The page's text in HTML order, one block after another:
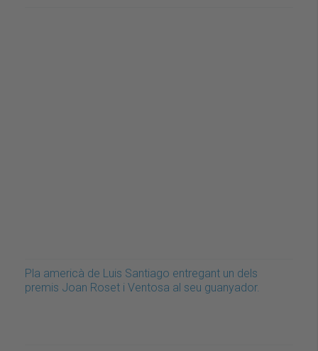
Pla americà de Luis Santiago entregant un dels
premis Joan Roset i Ventosa al seu guanyador.